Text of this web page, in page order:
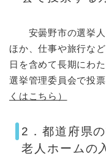
安曇野市の選挙人
ほか、仕事や旅行な
日を含めて長期にわ
選挙管理委員会で投
くはこちら）
2．都道府県
老人ホームの